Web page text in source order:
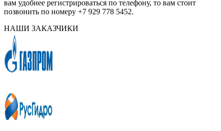
вам удобнее регистрироваться по телефону, то вам стоит
позвонить по номеру +7 929 778 5452.
НАШИ ЗАКАЗЧИКИ